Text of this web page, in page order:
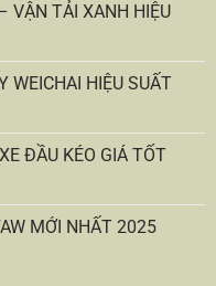
VẬN TẢI XANH HIỆU
WEICHAI HIỆU SUẤT
ĐẦU KÉO GIÁ TỐT
MỚI NHẤT 2025